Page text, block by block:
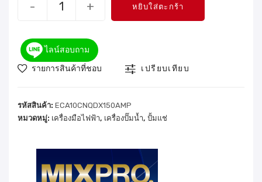
- + หยิบใส่ตะกร้า
ไลน์สอบถาม
รายการสินค้าที่ชอบ
เปรียบเทียบ
รหัสสินค้า: ECA10CNQDX150AMP
หมวดหมู่: เครื่องมือไฟฟ้า, เครื่องปั๊มน้ำ, ปั้มแช่